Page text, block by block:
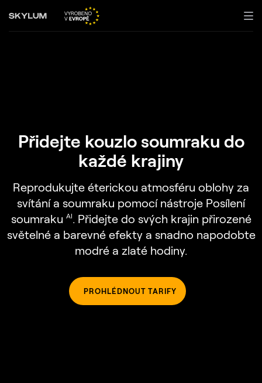
Přidejte kouzlo soumraku do
každé krajiny
Reprodukujte éterickou atmosféru oblohy za
svítání a soumraku pomocí nástroje Posílení
soumraku AI
. Přidejte do svých krajin přirozené
světelné a barevné efekty a snadno napodobte
modré a zlaté hodiny.
PROHLÉDNOUT TARIFY